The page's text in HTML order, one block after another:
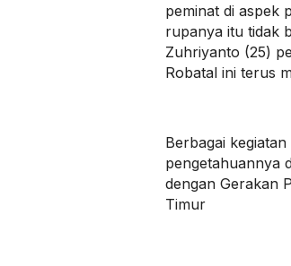
peminat di aspek
rupanya itu tidak
Zuhriyanto (25)
Robatal ini terus
Berbagai
pengetahuannya
dengan Gerakan
Timur